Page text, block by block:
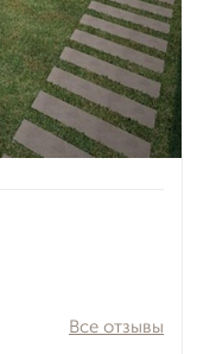
Все отзывы